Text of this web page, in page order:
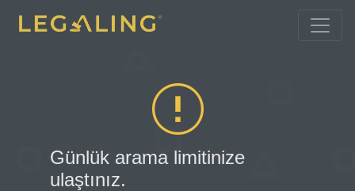
Günlük arama limitinize
ulaştınız.